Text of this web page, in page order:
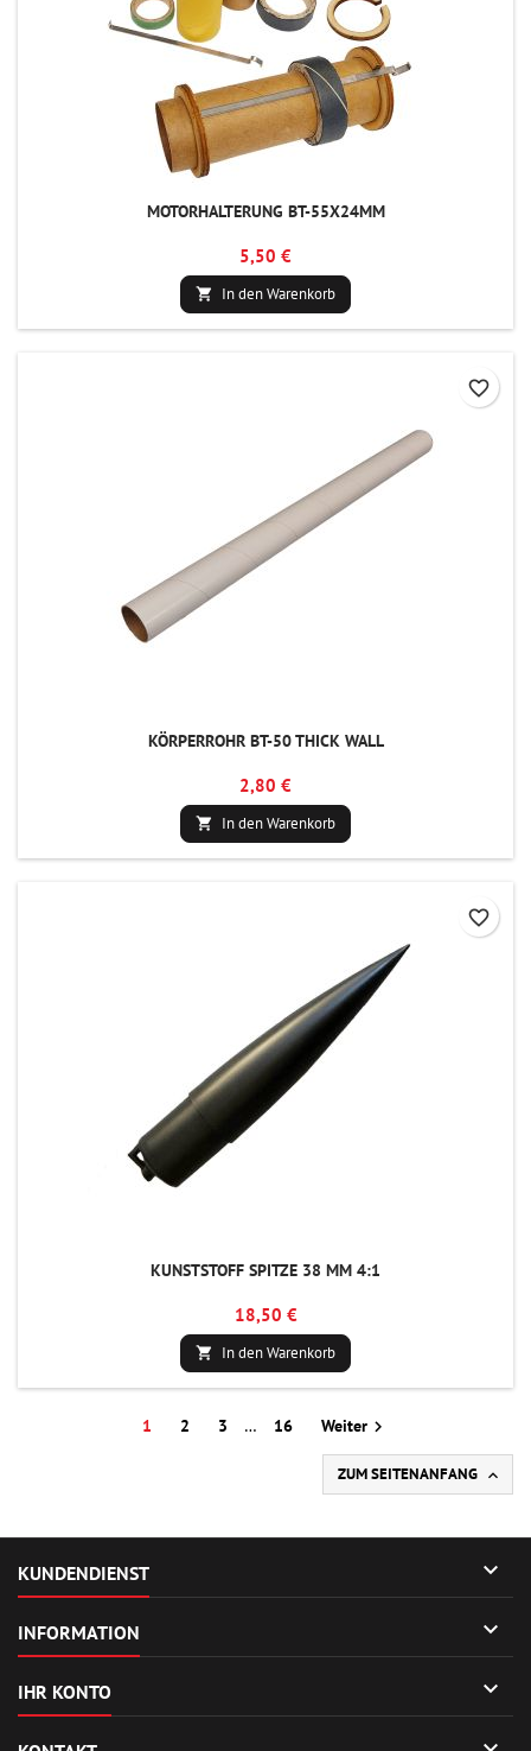
MOTORHALTERUNG BT-55X24MM
5,50 €
 In den Warenkorb
KÖRPERROHR BT-50 THICK WALL
2,80 €
 In den Warenkorb
favorite_border
KUNSTSTOFF SPITZE 38 MM 4:1
18,50 €
 In den Warenkorb
favorite_border
1 2 3 … 16 Weiter 
ZUM SEITENANFANG 
KUNDENDIENST 
INFORMATION 
IHR KONTO 